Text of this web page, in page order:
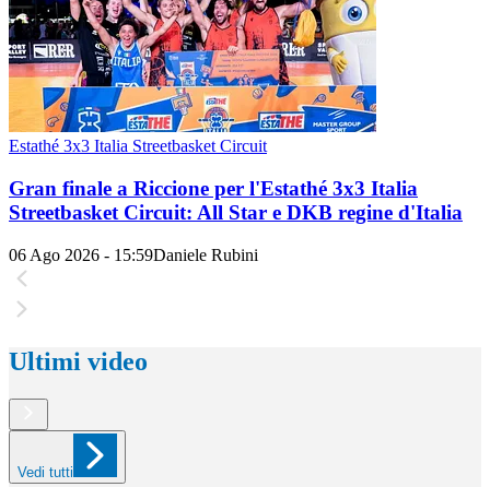
Estathé 3x3 Italia Streetbasket Circuit
Gran finale a Riccione per l'Estathé 3x3 Italia
Streetbasket Circuit: All Star e DKB regine d'Italia
06 Ago 2026 - 15:59Daniele Rubini
Ultimi video
Vedi tutti